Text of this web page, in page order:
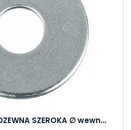
SZEROKA ∅ wewn...